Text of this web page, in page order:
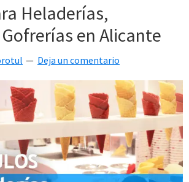
Heladerías,
en Alicante
Deja un comentario